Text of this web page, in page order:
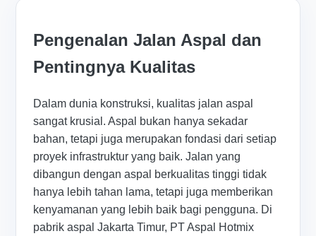
Pengenalan Jalan Aspal dan
Pentingnya Kualitas
Dalam dunia konstruksi, kualitas jalan aspal
sangat krusial. Aspal bukan hanya sekadar
bahan, tetapi juga merupakan fondasi dari setiap
proyek infrastruktur yang baik. Jalan yang
dibangun dengan aspal berkualitas tinggi tidak
hanya lebih tahan lama, tetapi juga memberikan
kenyamanan yang lebih baik bagi pengguna. Di
pabrik aspal Jakarta Timur, PT Aspal Hotmix